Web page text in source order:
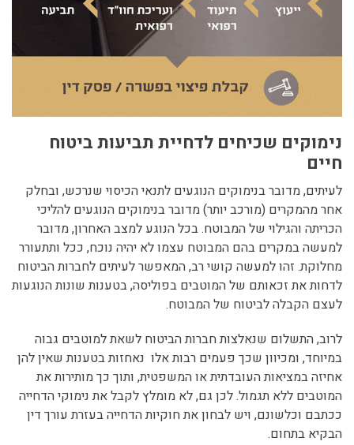
נימוקים שכיחים לדחיית תביעות ביטוח
חיים
לעיתים, מדובר בנימוקים הנוגעים לתנאי הכיסוי שנרכש, ובחלק
אחר מהמקרים (מורכב יותר) מדובר בנימוקים הנוגעים להליכי
הכריתה והגילוי של המבוטח. בכל הנוגע למצב האחרון, מדובר
למעשה במקרים בהם המבוטח עצמו לא יהיה נוכח, ככל ותתעורר
מחלוקת. זהו למעשה קושי רב, המאפשר לעיתים לחברות הביטוח
לדחות את זכאותם של המוטבים בפוליסה, בטענות שונות הנוגעות
לעצם הקבלה לביטוח של המבוטח.
לרוב, התשלום שנאלצות חברות הביטוח לשאת למוטבים גבוה
במיוחד, ומכיוון שכך פעמים רבות אלו נאחזות בטענות שאין להן
אחיזה במציאות העובדתית או המשפטית, ותוך כך מותירות את
המוטבים ללא תגמול. לכן גם, לא מומלץ לקבל את נימוקי הדחייה
ככתבם וכלשונם, ויש לבחון את חוקיות הדחייה בעזרת עורך דין
הבקיא בתחום.